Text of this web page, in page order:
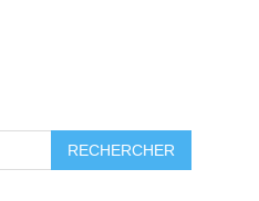
RECHERCHER